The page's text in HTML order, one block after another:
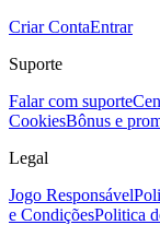
Criar ContaEntrar
Suporte
Falar com suporte
CookiesBônus e
Legal
Jogo Responsável
e CondiçõesPolitica